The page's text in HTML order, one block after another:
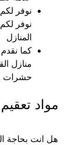
نوفر
نوفر
المنازل
كما
منازل
حشرات
مواد
هل انت بحاجة